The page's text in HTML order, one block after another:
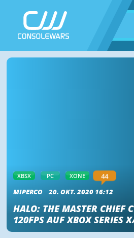
XBSX PC XONE
44
MIPERCO
20. OKT. 2020 16:12
HALO: THE MASTER CHIEF
120FPS AUF XBOX SERIES